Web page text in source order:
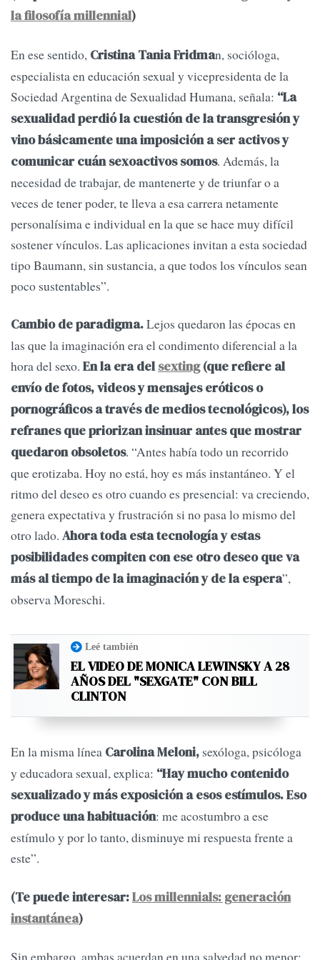
la filosofía millennial)
En ese sentido, Cristina Tania Fridman, socióloga,
especialista en educación sexual y vicepresidenta de la
Sociedad Argentina de Sexualidad Humana, señala: “La
sexualidad perdió la cuestión de la transgresión y
vino básicamente una imposición a ser activos y
comunicar cuán sexoactivos somos. Además, la
necesidad de trabajar, de mantenerte y de triunfar o a
veces de tener poder, te lleva a esa carrera netamente
personalísima e individual en la que se hace muy difícil
sostener vínculos. Las aplicaciones invitan a esta sociedad
tipo Baumann, sin sustancia, a que todos los vínculos sean
poco sustentables”.
Cambio de paradigma.Lejos quedaron las épocas en
las que la imaginación era el condimento diferencial a la
hora del sexo. En la era delsexting(que refiere al
envío de fotos, videos y mensajes eróticos o
pornográficos a través de medios tecnológicos), los
refranes que priorizan insinuar antes que mostrar
quedaron obsoletos. “Antes había todo un recorrido
que erotizaba. Hoy no está, hoy es más instantáneo. Y el
ritmo del deseo es otro cuando es presencial: va creciendo,
genera expectativa y frustración si no pasa lo mismo del
otro lado. Ahora toda esta tecnología y estas
posibilidades compiten con ese otro deseo que va
más al tiempo de la imaginación y de la espera”,
observa Moreschi.
Leé también
EL VIDEO DE MONICA LEWINSKY A 28
AÑOS DEL "SEXGATE" CON BILL
CLINTON
En la misma línea Carolina Meloni, sexóloga, psicóloga
y educadora sexual, explica: “Hay mucho contenido
sexualizado y más exposición a esos estímulos. Eso
produce una habituación: me acostumbro a ese
estímulo y por lo tanto, disminuye mi respuesta frente a
este”.
(Te puede interesar:Los millennials: generación
instantánea)